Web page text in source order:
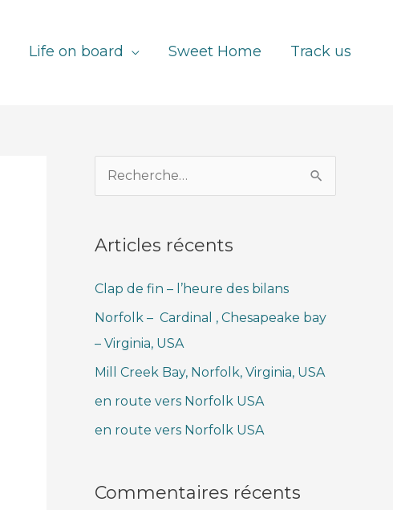
Life on board Sweet Home Track us
e
h
r
c
h
e
r
Articles récents
Clap de fin – l’heure des bilans
Norfolk – Cardinal , Chesapeake bay
– Virginia, USA
Mill Creek Bay, Norfolk, Virginia, USA
en route vers Norfolk USA
en route vers Norfolk USA
Commentaires récents